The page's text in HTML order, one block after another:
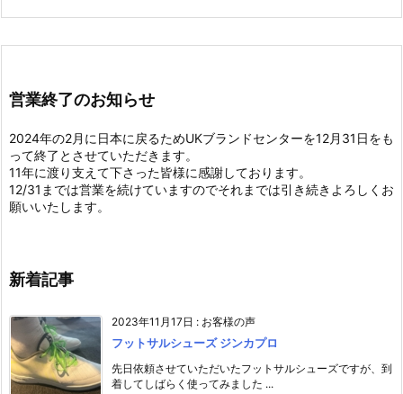
営業終了のお知らせ
2024年の2月に日本に戻るためUKブランドセンターを12月31日をも
って終了とさせていただきます。
11年に渡り支えて下さった皆様に感謝しております。
12/31までは営業を続けていますのでそれまでは引き続きよろしくお
願いいたします。
新着記事
2023年11月17日 : お客様の声
フットサルシューズ ジンカプロ
先日依頼させていただいたフットサルシューズですが、到
着してしばらく使ってみました ...